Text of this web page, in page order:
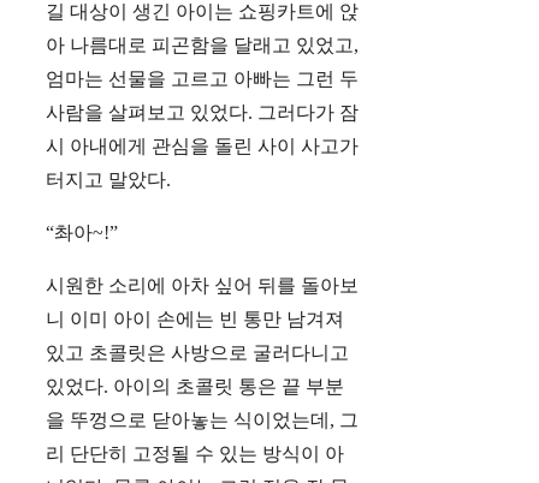
길 대상이 생긴 아이는 쇼핑카트에 앉
아 나름대로 피곤함을 달래고 있었고,
엄마는 선물을 고르고 아빠는 그런 두
사람을 살펴보고 있었다. 그러다가 잠
시 아내에게 관심을 돌린 사이 사고가
터지고 말았다.
“촤아~!”
시원한 소리에 아차 싶어 뒤를 돌아보
니 이미 아이 손에는 빈 통만 남겨져
있고 초콜릿은 사방으로 굴러다니고
있었다. 아이의 초콜릿 통은 끝 부분
을 뚜껑으로 닫아놓는 식이었는데, 그
리 단단히 고정될 수 있는 방식이 아